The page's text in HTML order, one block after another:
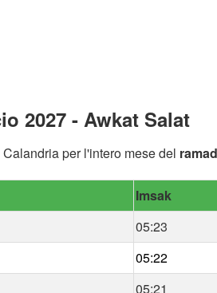
2027 - Awkat Salat
per l'intero mese del
Imsak
05:23
05:22
05:21